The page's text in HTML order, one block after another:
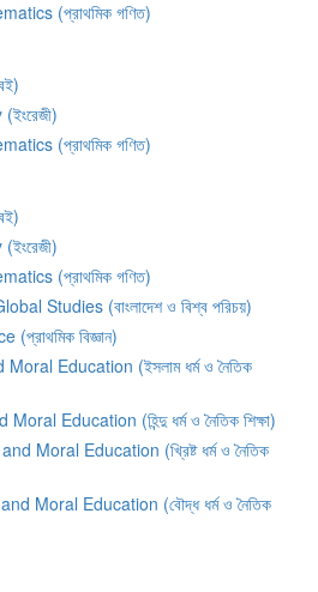
(প্রাথমিক গণিত)
(প্রাথমিক গণিত)
(প্রাথমিক গণিত)
Studies (বাংলাদেশ ও বিশ্ব পরিচয়)
বিজ্ঞান)
Education (ইসলাম ধর্ম ও নৈতিক
Education (হিন্দু ধর্ম ও নৈতিক শিক্ষা)
Moral Education (খ্রিষ্ট ধর্ম ও নৈতিক
Moral Education (বৌদ্ধ ধর্ম ও নৈতিক